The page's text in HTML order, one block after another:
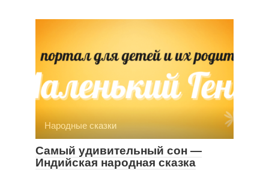
Народные сказки
Самый удивительный сон —
Индийская народная сказка